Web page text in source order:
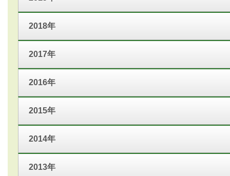
2018年
2017年
2016年
2015年
2014年
2013年